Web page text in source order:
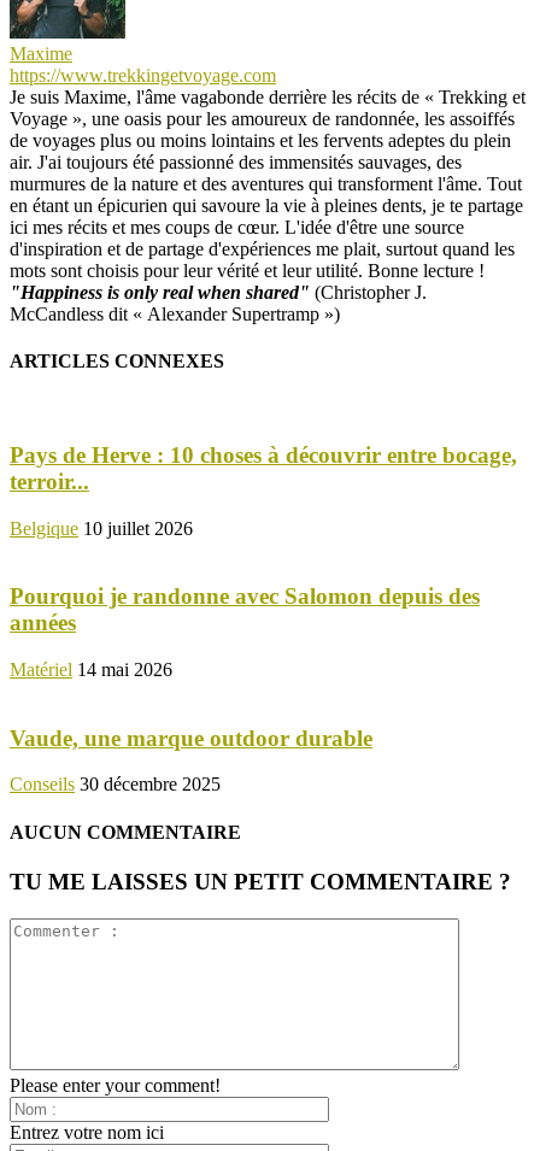
Maxime
https://www.trekkingetvoyage.com
Je suis Maxime, l'âme vagabonde derrière les récits de « Trekking et
Voyage », une oasis pour les amoureux de randonnée, les assoiffés
de voyages plus ou moins lointains et les fervents adeptes du plein
air. J'ai toujours été passionné des immensités sauvages, des
murmures de la nature et des aventures qui transforment l'âme. Tout
en étant un épicurien qui savoure la vie à pleines dents, je te partage
ici mes récits et mes coups de cœur. L'idée d'être une source
d'inspiration et de partage d'expériences me plait, surtout quand les
mots sont choisis pour leur vérité et leur utilité. Bonne lecture !
"Happiness is only real when shared" (Christopher J.
McCandless dit « Alexander Supertramp »)
ARTICLES CONNEXES
Pays de Herve : 10 choses à découvrir entre bocage,
terroir...
Belgique 10 juillet 2026
Pourquoi je randonne avec Salomon depuis des
années
Matériel 14 mai 2026
Vaude, une marque outdoor durable
Conseils 30 décembre 2025
AUCUN COMMENTAIRE
TU ME LAISSES UN PETIT COMMENTAIRE ?
Please enter your comment!
Entrez votre nom ici